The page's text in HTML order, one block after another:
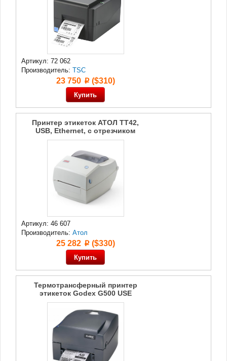
Артикул: 72 062
Производитель: TSC
23 750 p($310)
Принтер этикеток АТОЛ TT42,
USB, Ethernet, с отрезчиком
Артикул: 46 607
Производитель: Атол
25 282 p($330)
Термотрансферный принтер
этикеток Godex G500 USE